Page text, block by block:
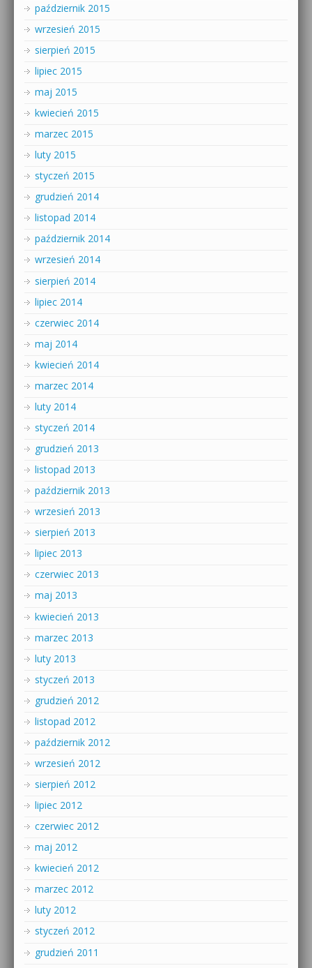
październik 2015
wrzesień 2015
sierpień 2015
lipiec 2015
maj 2015
kwiecień 2015
marzec 2015
luty 2015
styczeń 2015
grudzień 2014
listopad 2014
październik 2014
wrzesień 2014
sierpień 2014
lipiec 2014
czerwiec 2014
maj 2014
kwiecień 2014
marzec 2014
luty 2014
styczeń 2014
grudzień 2013
listopad 2013
październik 2013
wrzesień 2013
sierpień 2013
lipiec 2013
czerwiec 2013
maj 2013
kwiecień 2013
marzec 2013
luty 2013
styczeń 2013
grudzień 2012
listopad 2012
październik 2012
wrzesień 2012
sierpień 2012
lipiec 2012
czerwiec 2012
maj 2012
kwiecień 2012
marzec 2012
luty 2012
styczeń 2012
grudzień 2011